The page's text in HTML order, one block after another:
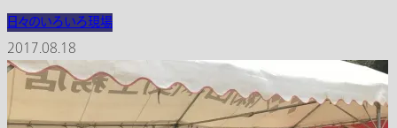
日々のいろいろ現場
2017.08.18